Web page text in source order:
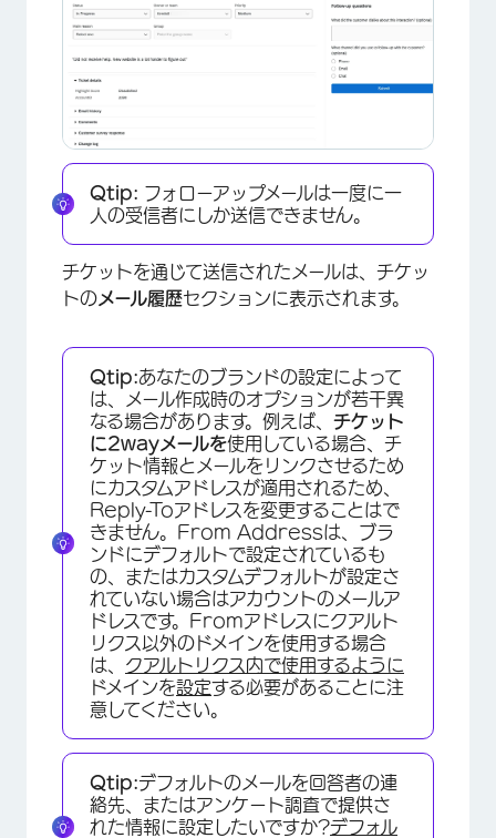
×
Qtip: フォローアップメールは一度に一
人の受信者にしか送信できません。
チケットを通じて送信されたメールは、チケッ
トのメール履歴セクションに表示されます。
Qtip:あなたのブランドの設定によって
は、メール作成時のオプションが若干異
なる場合があります。例えば、 チケット
に2wayメールを使用している場合、チ
ケット情報とメールをリンクさせるため
にカスタムアドレスが適用されるため、
Reply-Toアドレスを変更することはで
きません。From Addressは、ブラ
ンドにデフォルトで設定されているも
の、またはカスタムデフォルトが設定さ
れていない場合はアカウントのメールア
ドレスです。Fromアドレスにクアルト
リクス以外のドメインを使用する場合
は、 クアルトリクス内で使用するように
ドメインを設定する必要があることに注
意してください。
Qtip:デフォルトのメールを回答者の連
絡先、またはアンケート調査で提供さ
れた情報に設定したいですか?デフォル